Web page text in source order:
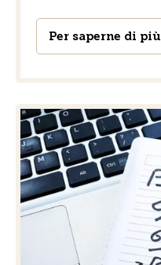
Per saperne di più